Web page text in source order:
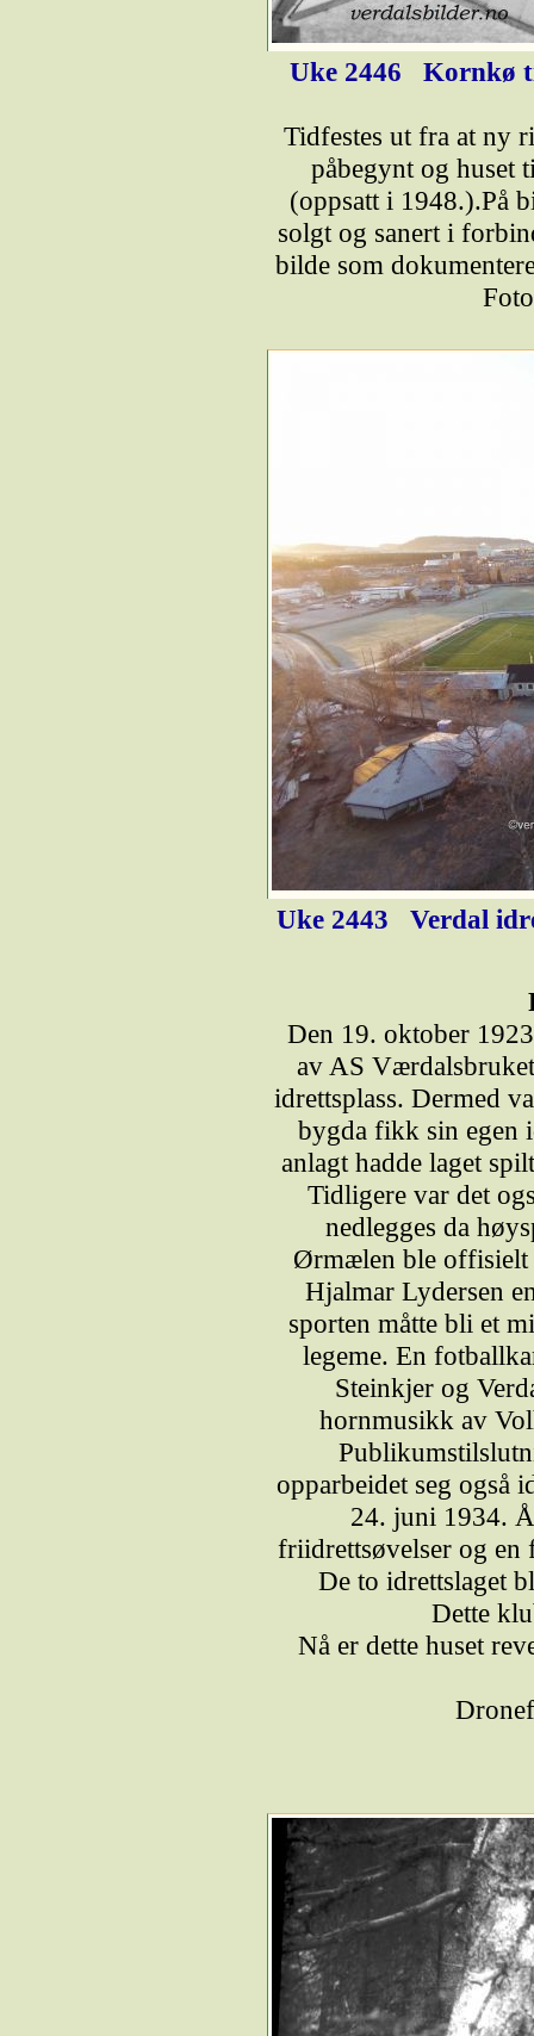
Uke 2446 Kornkø
Tidfestes ut fra at ny
påbegynt og huset
(oppsatt i 1948.).På
solgt og sanert i
bilde som
Uke 2443 Verdal
Den 19. oktober
av AS
idrettsplass. Dermed
bygda fikk sin egen
anlagt hadde laget
Tidligere var det
nedlegges da
Ørmælen ble offisielt
Hjalmar Lydersen
sporten måtte bli et
legeme. En
Steinkjer og
hornmusikk av
opparbeidet seg også
24. juni 1934.
friidrettsøvelser og
De to idrettslaget
Dette
Nå er dette huset